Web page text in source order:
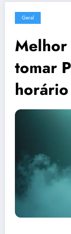
Geral
tomar